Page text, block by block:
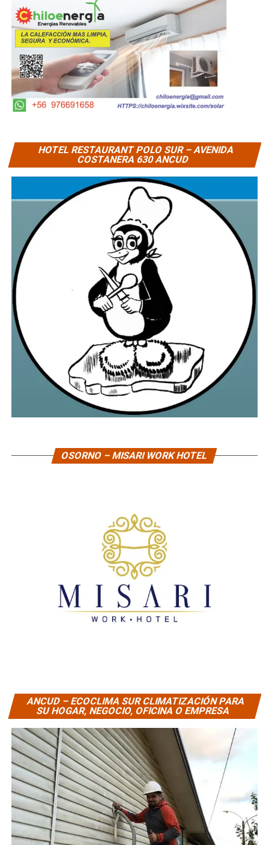
HOTEL RESTAURANT POLO SUR – AVENIDA
COSTANERA 630 ANCUD
OSORNO – MISARI WORK HOTEL
ANCUD – ECOCLIMA SUR CLIMATIZACIÓN PARA
SU HOGAR, NEGOCIO, OFICINA O EMPRESA